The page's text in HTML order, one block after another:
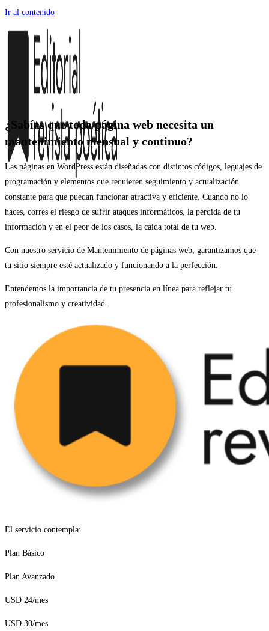
Ir al contenido
¿Sabías que toda página web necesita un
mantenimiento mensual y continuo?
Las páginas en WordPress están diseñadas con distintos códigos, leguajes de
programación y elementos que requieren seguimiento y actualización
constante para que puedan funcionar atractiva y eficiente. Cuando no lo
haces, corres el riesgo de sufrir ataques informáticos, la pérdida de tu
información y en el peor de los casos, la caída total de tu web.
Con nuestro servicio de Mantenimiento de páginas web, garantizamos que
tu sitio siempre esté actualizado y funcionando a la perfección.
Entendemos la importancia de tu presencia en línea para reflejar tu
profesionalismo y creatividad.
El servicio contempla:
Plan Básico
Plan Avanzado
USD 24/mes
USD 30/mes